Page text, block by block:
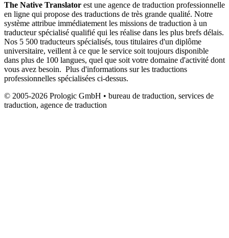
The Native Translator est une agence de traduction professionnelle
en ligne qui propose des traductions de très grande qualité. Notre
système attribue immédiatement les missions de traduction à un
traducteur spécialisé qualifié qui les réalise dans les plus brefs délais.
Nos 5 500 traducteurs spécialisés, tous titulaires d'un diplôme
universitaire, veillent à ce que le service soit toujours disponible
dans plus de 100 langues, quel que soit votre domaine d'activité dont
vous avez besoin. Plus d'informations sur les traductions
professionnelles spécialisées ci-dessus.
© 2005-2026 Prologic GmbH • bureau de traduction, services de
traduction, agence de traduction